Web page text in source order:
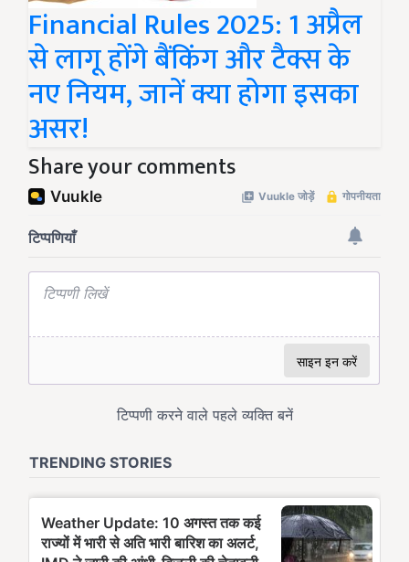
Financial Rules 2025: 1 अप्रैल
से लागू होंगे बैंकिंग और टैक्स के
नए नियम, जानें क्या होगा इसका
असर!
Share your comments